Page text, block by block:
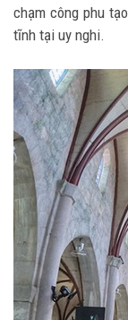
chạm công phu
tĩnh tại uy nghi.